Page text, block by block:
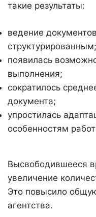
такие результаты:
ведение
структурированным;
появилась
выполнения;
сократилось
документа;
упростилась
особенностям
Высвободившееся
увеличение
Это повысило
агентства.